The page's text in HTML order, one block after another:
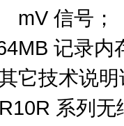
mV 信号；
记录内
它技术说明
系列无